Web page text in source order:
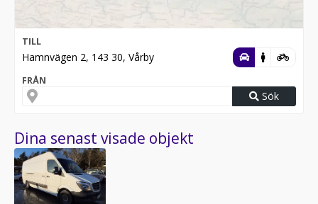
TILL
Hamnvägen 2, 143 30, Vårby
FRÅN
Sök
Dina senast visade objekt